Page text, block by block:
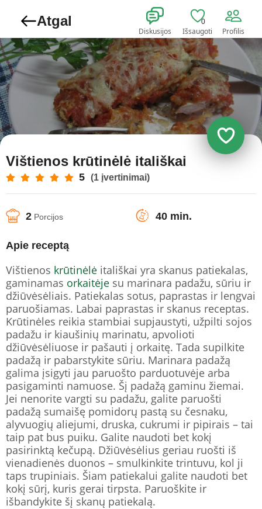
Atgal
Diskusijos
0
Išsaugoti Profilis
Vištienos krūtinėlė itališkai
5 (1 įvertinimai)
2 Porcijos 40 min.
Apie receptą
Vištienos krūtinėlė itališkai yra skanus patiekalas,
gaminamas orkaitėje su marinara padažu, sūriu ir
džiūvėsėliais. Patiekalas sotus, paprastas ir lengvai
paruošiamas. Labai paprastas ir skanus receptas.
Krūtinėles reikia stambiai supjaustyti, užpilti sojos
padažu ir kiaušinių marinatu, apvolioti
džiūvėsėliuose ir pašauti į orkaitę. Tada supilkite
padažą ir pabarstykite sūriu. Marinara padažą
galima įsigyti jau paruošto parduotuvėje arba
pasigaminti namuose. Šį padažą gaminu žiemai.
Jei nenorite vargti su padažu, galite paruošti
padažą sumaišę pomidorų pastą su česnaku,
alyvuogių aliejumi, druska, cukrumi ir pipirais – tai
taip pat bus puiku. Galite naudoti bet kokį
pasirinktą kečupą. Džiūvėsėlius geriau ruošti iš
vienadienės duonos – smulkinkite trintuvu, kol ji
taps trupiniais. Šiam patiekalui galite naudoti bet
kokį sūrį, kuris gerai tirpsta. Paruoškite ir
išbandykite šį skanų patiekalą.